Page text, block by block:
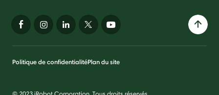
Politique de confidentialitéPlan du site
© 2023 iRobot Corporation. Tous droits réservés.